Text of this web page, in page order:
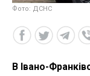
Фото: ДСНС
В Івано-